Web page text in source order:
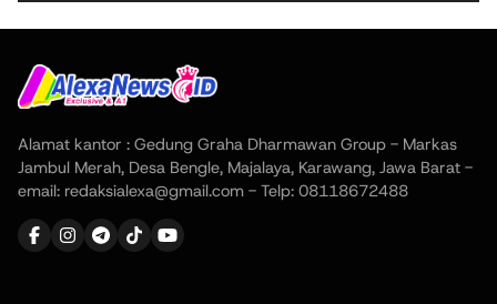
Alamat kantor : Gedung Graha Dharmawan Group - Markas
Jambul Merah, Desa Bengle, Majalaya, Karawang, Jawa Barat -
email: redaksialexa@gmail.com - Telp: 08118672488